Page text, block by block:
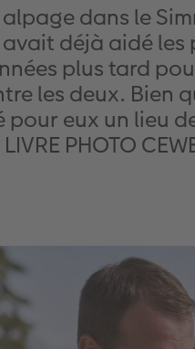
dans le
déjà aidé
plus tard
les deux. Bien
pour eux un lieu
PHOTO